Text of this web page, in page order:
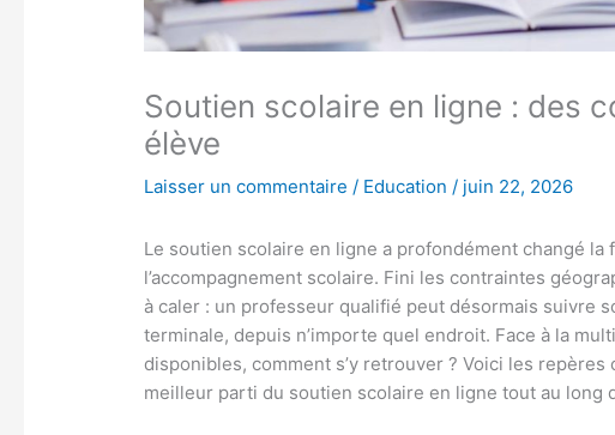
Soutien scolaire en ligne : des
élève
Laisser un commentaire / Education / juin 22, 2026
Le soutien scolaire en ligne a profondément changé
l’accompagnement scolaire. Fini les contraintes
à caler : un professeur qualifié peut désormais suivre
terminale, depuis n’importe quel endroit. Face à la
disponibles, comment s’y retrouver ? Voici les
meilleur parti du soutien scolaire en ligne tout au long